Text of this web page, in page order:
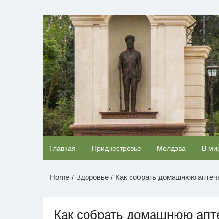
содержимомуНОВОСТИ
Главная Приднестровье Молдова В
Home Здоровье Как собрать домашнюю
Как собрать домашнюю
Королева вагона отожгла! Видео не оставит
равнодушным